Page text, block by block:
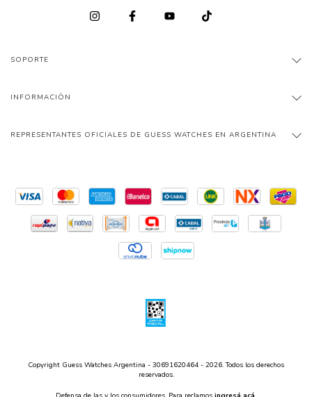
SOPORTE
INFORMACIÓN
REPRESENTANTES OFICIALES DE GUESS WATCHES EN ARGENTINA
Copyright Guess Watches Argentina - 30691620464 - 2026. Todos los derechos
reservados.